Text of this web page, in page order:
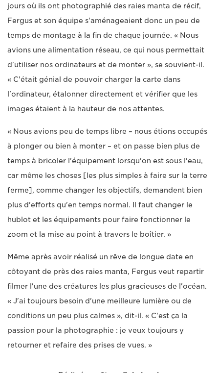
jours où ils ont photographié des raies manta de récif,
Fergus et son équipe s'aménageaient donc un peu de
temps de montage à la fin de chaque journée. « Nous
avions une alimentation réseau, ce qui nous permettait
d'utiliser nos ordinateurs et de monter », se souvient-il.
« C'était génial de pouvoir charger la carte dans
l'ordinateur, étalonner directement et vérifier que les
images étaient à la hauteur de nos attentes.
« Nous avions peu de temps libre – nous étions occupés
à plonger ou bien à monter – et on passe bien plus de
temps à bricoler l'équipement lorsqu'on est sous l'eau,
car même les choses [les plus simples à faire sur la terre
ferme], comme changer les objectifs, demandent bien
plus d'efforts qu'en temps normal. Il faut changer le
hublot et les équipements pour faire fonctionner le
zoom et la mise au point à travers le boîtier. »
Même après avoir réalisé un rêve de longue date en
côtoyant de près des raies manta, Fergus veut repartir
filmer l'une des créatures les plus gracieuses de l'océan.
« J'ai toujours besoin d'une meilleure lumière ou de
conditions un peu plus calmes », dit-il. « C'est ça la
passion pour la photographie : je veux toujours y
retourner et refaire des prises de vues. »